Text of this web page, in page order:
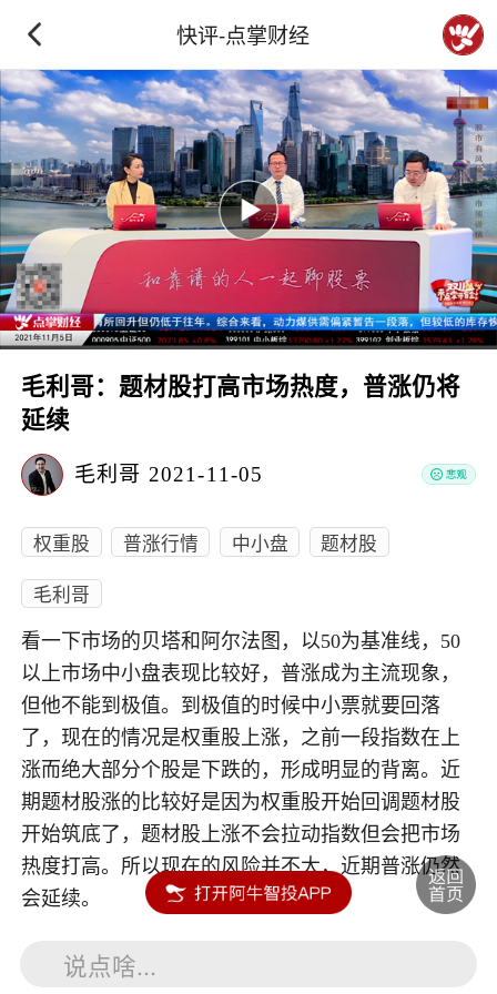
快评-点掌财经
毛利哥：题材股打高市场热度，普涨仍将
延续
毛利哥 2021-11-05
权重股 普涨行情 中小盘
题材股
毛利哥
看一下市场的贝塔和阿尔法图，以50为基准线，50
以上市场中小盘表现比较好，普涨成为主流现象，
但他不能到极值。到极值的时候中小票就要回落
了，现在的情况是权重股上涨，之前一段指数在上
涨而绝大部分个股是下跌的，形成明显的背离。近
期题材股涨的比较好是因为权重股开始回调题材股
开始筑底了，题材股上涨不会拉动指数但会把市场
热度打高。所以现在的风险并不大，近期普涨仍然
会延续。
内容如涉及个股仅供参考，不构成任何投资建议！投资风险自负。
说点啥...